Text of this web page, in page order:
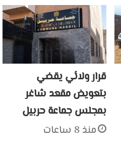
قرار ولائي يقضي
بتعويض مقعد شاغر
بمجلس جماعة حربيل
منذ 8 ساعات